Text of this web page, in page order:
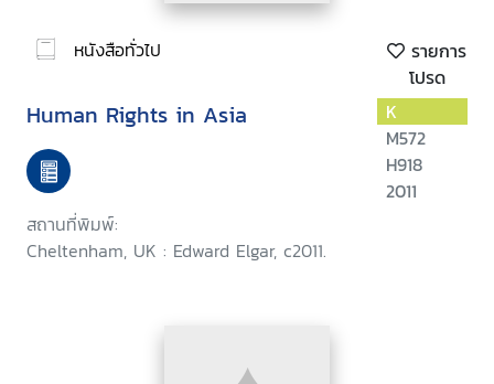
หนังสือทั่วไป
รายการ
โปรด
Human Rights in Asia
สถานที่พิมพ์:
Cheltenham, UK : Edward Elgar, c2011.
K
M572
H918
2011